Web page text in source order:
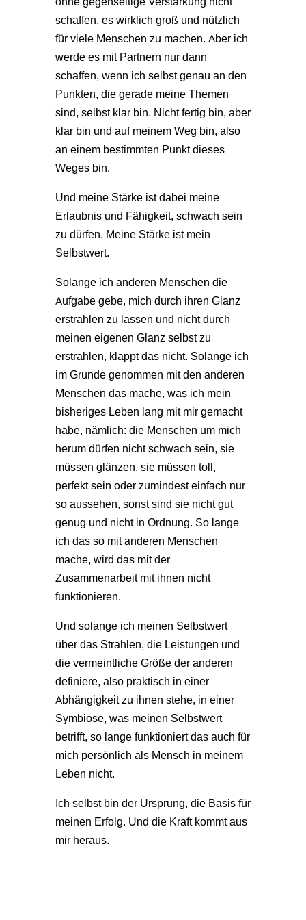
schaffen, es wirklich groß und nützlich
für viele Menschen zu machen. Aber ich
werde es mit Partnern nur dann
schaffen, wenn ich selbst genau an den
Punkten, die gerade meine Themen
sind, selbst klar bin. Nicht fertig bin, aber
klar bin und auf meinem Weg bin, also
an einem bestimmten Punkt dieses
Weges bin.
Und meine Stärke ist dabei meine
Erlaubnis und Fähigkeit, schwach sein
zu dürfen. Meine Stärke ist mein
Selbstwert.
Solange ich anderen Menschen die
Aufgabe gebe, mich durch ihren Glanz
erstrahlen zu lassen und nicht durch
meinen eigenen Glanz selbst zu
erstrahlen, klappt das nicht. Solange ich
im Grunde genommen mit den anderen
Menschen das mache, was ich mein
bisheriges Leben lang mit mir gemacht
habe, nämlich: die Menschen um mich
herum dürfen nicht schwach sein, sie
müssen glänzen, sie müssen toll,
perfekt sein oder zumindest einfach nur
so aussehen, sonst sind sie nicht gut
genug und nicht in Ordnung. So lange
ich das so mit anderen Menschen
mache, wird das mit der
Zusammenarbeit mit ihnen nicht
funktionieren.
Und solange ich meinen Selbstwert
über das Strahlen, die Leistungen und
die vermeintliche Größe der anderen
definiere, also praktisch in einer
Abhängigkeit zu ihnen stehe, in einer
Symbiose, was meinen Selbstwert
betrifft, so lange funktioniert das auch für
mich persönlich als Mensch in meinem
Leben nicht.
Ich selbst bin der Ursprung, die Basis für
meinen Erfolg. Und die Kraft kommt aus
mir heraus.